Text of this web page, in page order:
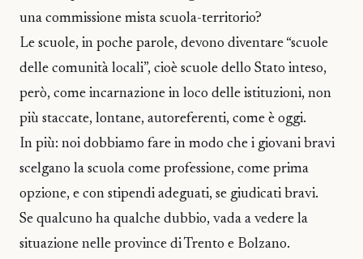
una commissione mista scuola-territorio?
Le scuole, in poche parole, devono diventare “scuole
delle comunità locali”, cioè scuole dello Stato inteso,
però, come incarnazione in loco delle istituzioni, non
più staccate, lontane, autoreferenti, come è oggi.
In più: noi dobbiamo fare in modo che i giovani bravi
scelgano la scuola come professione, come prima
opzione, e con stipendi adeguati, se giudicati bravi.
Se qualcuno ha qualche dubbio, vada a vedere la
situazione nelle province di Trento e Bolzano.